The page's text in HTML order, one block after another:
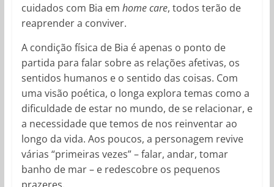
cuidados com Bia em home care, todos terão de
reaprender a conviver.
A condição física de Bia é apenas o ponto de
partida para falar sobre as relações afetivas, os
sentidos humanos e o sentido das coisas. Com
uma visão poética, o longa explora temas como a
dificuldade de estar no mundo, de se relacionar, e
a necessidade que temos de nos reinventar ao
longo da vida. Aos poucos, a personagem revive
várias “primeiras vezes” – falar, andar, tomar
banho de mar – e redescobre os pequenos